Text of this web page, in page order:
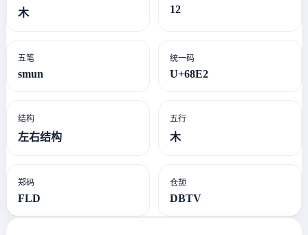
木 12
五笔
smun
统一码
U+68E2
结构
左右结构
五行
木
郑码
FLD
仓颉
DBTV